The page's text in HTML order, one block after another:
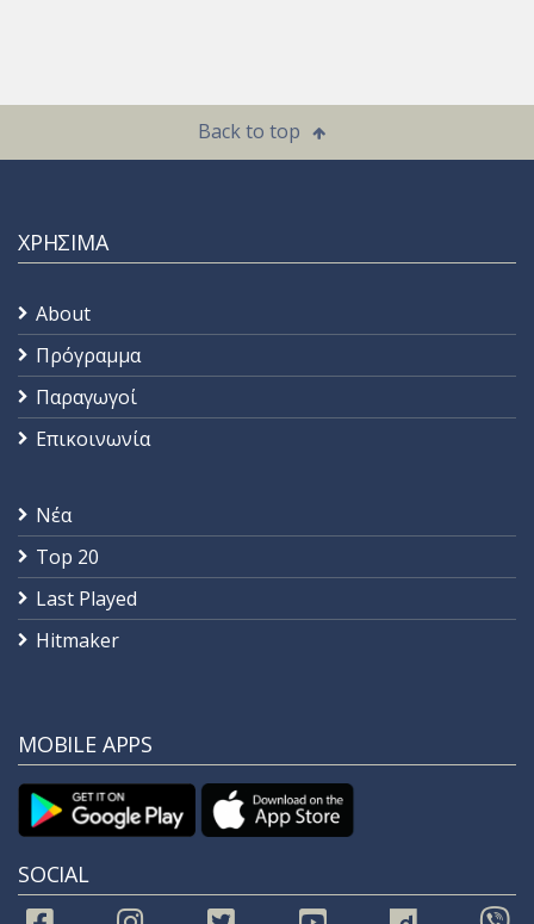
Back to top
ΧΡΗΣΙΜΑ
About
Πρόγραμμα
Παραγωγοί
Επικοινωνία
Νέα
Top 20
Last Played
Hitmaker
MOBILE APPS
SOCIAL